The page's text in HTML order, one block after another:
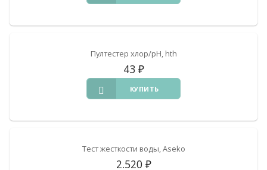
Пултестер хлор/pH, hth
43 ₽
КУПИТЬ
Тест жесткости воды, Aseko
2.520 ₽